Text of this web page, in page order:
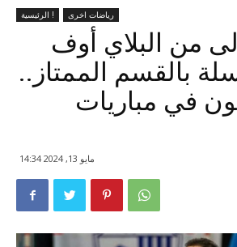
الرئيسية ! رياضات اخرى
من البلاي أوف
بالقسم الممتاز..
في مباريات
مايو 13, 2024 14:34